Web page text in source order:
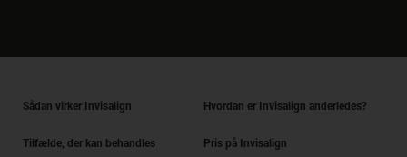
Sådan virker Invisalign Hvordan er Invisalign anderledes?
Tilfælde, der kan behandles Pris på Invisalign